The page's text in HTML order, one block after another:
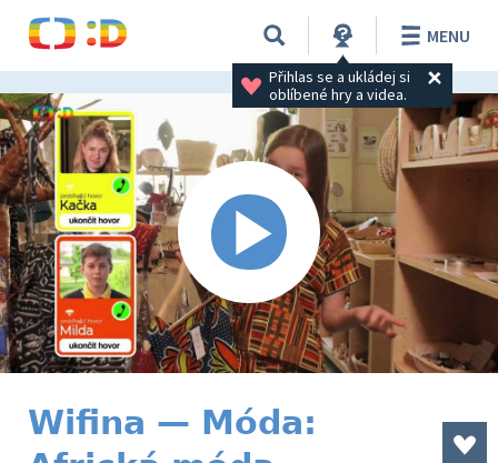
Přihlas se a ukládej si
oblíbené hry a videa.
MENU
Wifina — Móda: